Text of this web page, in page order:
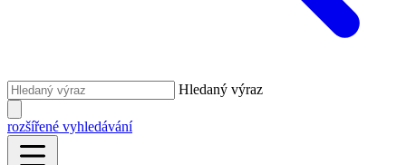
Hledaný výraz
rozšířené vyhledávání